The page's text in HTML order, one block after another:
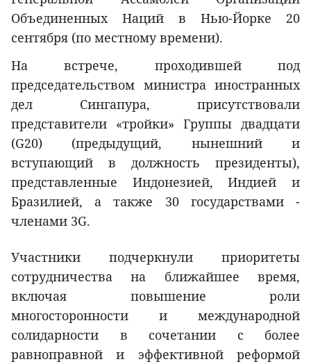
Объединенных Наций в Нью-Йорке 20
сентября (по местному времени).
На встрече, проходившей под
председательством министра иностранных
дел Сингапура, присутствовали
представители «тройки» Группы двадцати
(G20) (предыдущий, нынешний и
вступающий в должность президенты),
представленные Индонезией, Индией и
Бразилией, а также 30 государствами -
членами 3G.
Участники подчеркнули приоритеты
сотрудничества на ближайшее время,
включая повышение роли
многосторонности и международной
солидарности в сочетании с более
равноправной и эффективной реформой